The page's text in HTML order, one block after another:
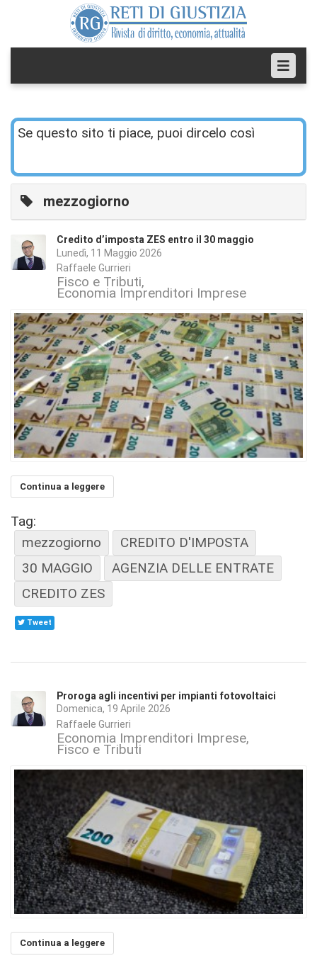
Se questo sito ti piace, puoi dircelo così
mezzogiorno
Credito d’imposta ZES entro il 30 maggio
Lunedì, 11 Maggio 2026
Raffaele Gurrieri
Fisco e Tributi
Economia Imprenditori Imprese
Continua a leggere
Tag:
mezzogiorno
CREDITO D'IMPOSTA
30 MAGGIO
AGENZIA DELLE ENTRATE
CREDITO ZES
Tweet
Proroga agli incentivi per impianti fotovoltaici
Domenica, 19 Aprile 2026
Raffaele Gurrieri
Economia Imprenditori Imprese
Fisco e Tributi
Continua a leggere